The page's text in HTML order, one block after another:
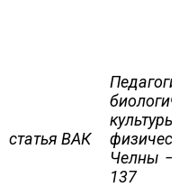
статья ВАК
Челны
137